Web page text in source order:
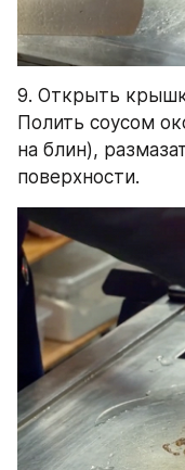
9. Открыть
Полить соусом
на блин),
поверхности.